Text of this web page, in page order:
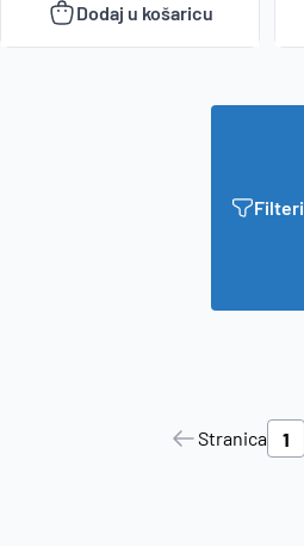
Dodaj u košaricu
Filteri
Stranica